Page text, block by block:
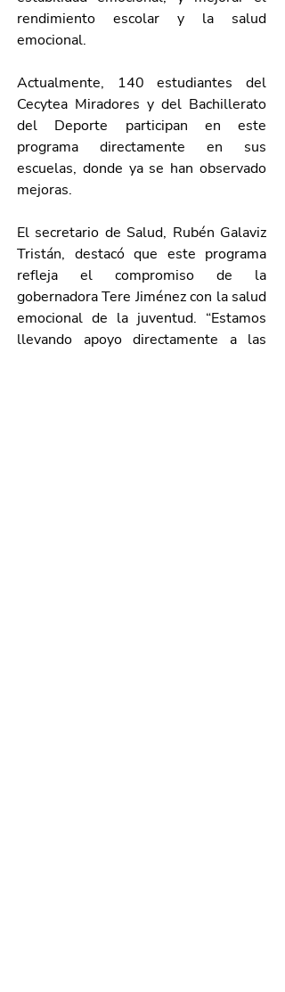
rendimiento escolar y la salud
emocional.
Actualmente, 140 estudiantes del
Cecytea Miradores y del Bachillerato
del Deporte participan en este
programa directamente en sus
escuelas, donde ya se han observado
mejoras.
El secretario de Salud, Rubén Galaviz
Tristán, destacó que este programa
refleja el compromiso de la
gobernadora Tere Jiménez con la salud
emocional de la juventud. “Estamos
llevando apoyo directamente a las